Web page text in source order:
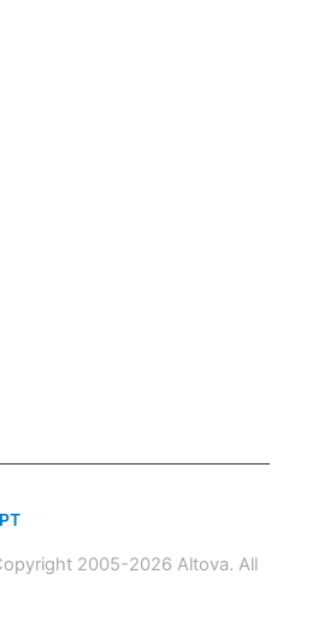
PT
2005-2026 Altova. All